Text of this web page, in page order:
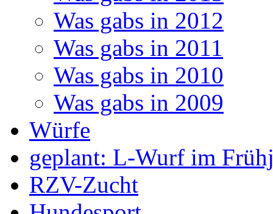
Was gabs in 2012
Was gabs in 2011
Was gabs in 2010
Was gabs in 2009
Würfe
geplant: L-Wurf im
RZV-Zucht